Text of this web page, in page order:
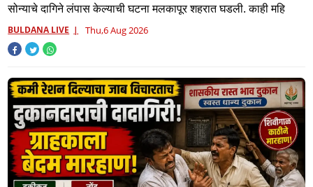
सोन्याचे दागिने लंपास केल्याची घटना मलकापूर शहरात घडली. काही महि
BULDANA LIVE Thu,6 Aug 2026